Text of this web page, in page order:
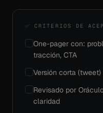
✅ CRITERIOS DE
One-pager con:
tracción, CTA
Versión corta
Revisado por
claridad